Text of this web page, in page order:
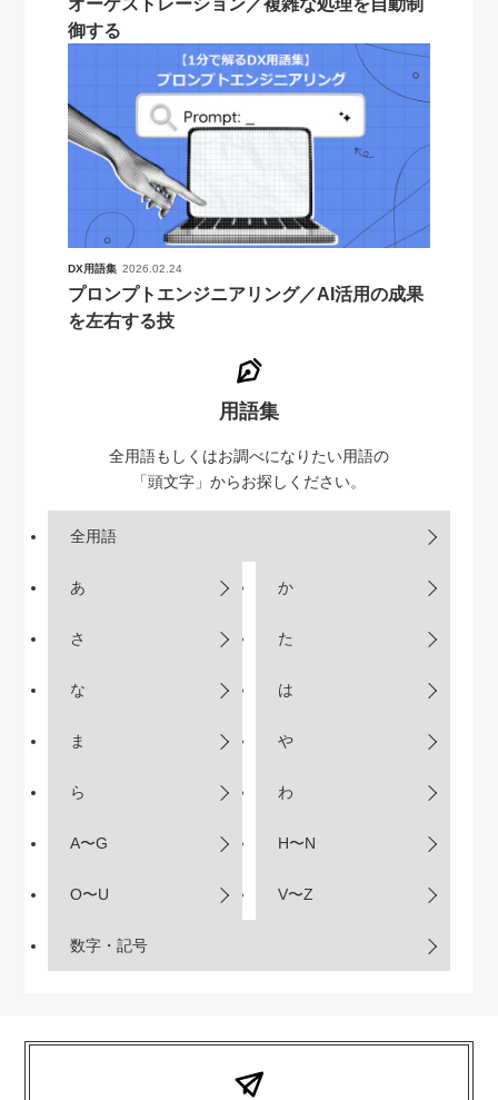
御する
DX用語集 2026.02.24
プロンプトエンジニアリング／AI活用の成果
を左右する技
用語集
全用語もしくはお調べになりたい用語の
「頭文字」からお探しください。
全用語
あ か
さ た
な は
ま や
ら わ
A〜G H〜N
O〜U V〜Z
数字・記号